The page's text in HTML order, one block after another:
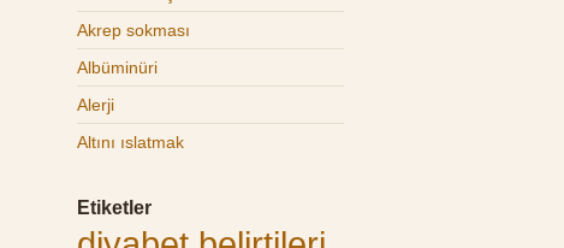
Akrep sokması
Albüminüri
Alerji
Altını ıslatmak
Etiketler